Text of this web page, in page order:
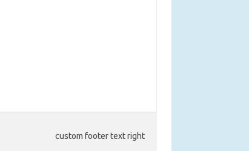
custom footer text right